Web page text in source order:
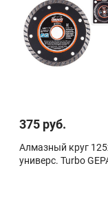
375 руб.
Алмазный круг
универс. Turbo